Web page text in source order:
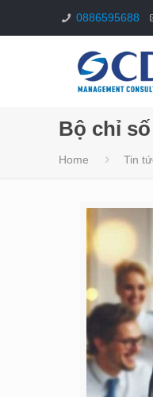
0886595688
Bộ chỉ
Home Tin